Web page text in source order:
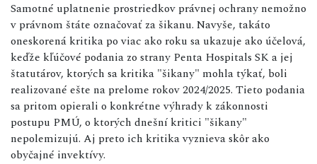
Samotné uplatnenie prostriedkov právnej ochrany nemožno
v právnom štáte označovať za šikanu. Navyše, takáto
oneskorená kritika po viac ako roku sa ukazuje ako účelová,
keďže kľúčové podania zo strany Penta Hospitals SK a jej
štatutárov, ktorých sa kritika "šikany" mohla týkať, boli
realizované ešte na prelome rokov 2024/2025. Tieto podania
sa pritom opierali o konkrétne výhrady k zákonnosti
postupu PMÚ, o ktorých dnešní kritici "šikany"
nepolemizujú. Aj preto ich kritika vyznieva skôr ako
obyčajné invektívy.